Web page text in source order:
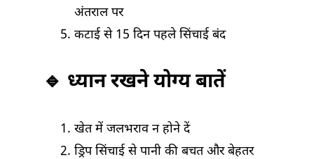
अंतराल पर
कटाई से 15 दिन पहले सिंचाई बंद
🔹 ध्यान रखने योग्य बातें
खेत में जलभराव न होने दें
ड्रिप सिंचाई से पानी की बचत और बेहतर